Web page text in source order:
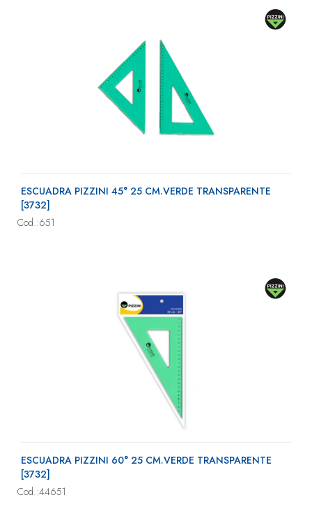
ESCUADRA PIZZINI 45° 25 CM.VERDE TRANSPARENTE
[3732]
Cod.:651
ESCUADRA PIZZINI 60° 25 CM.VERDE TRANSPARENTE
[3732]
Cod.:44651